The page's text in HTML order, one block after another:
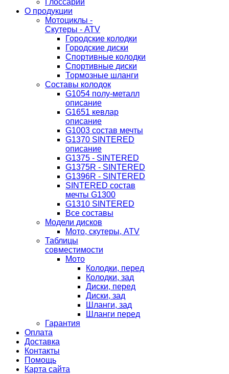
О продукции
Мотоциклы -
Скутеры - ATV
Городские колодки
Городские диски
Спортивные колодки
Спортивные диски
Тормозные шланги
Составы колодок
G1054 полу-металл
описание
G1651 кевлар
описание
G1003 состав мечты
G1370 SINTERED
описание
G1375 - SINTERED
G1375R - SINTERED
G1396R - SINTERED
SINTERED состав
мечты G1300
G1310 SINTERED
Все составы
Модели дисков
Мото, скутеры, ATV
Таблицы
совместимости
Мото
Колодки, перед
Колодки, зад
Диски, перед
Диски, зад
Шланги, зад
Шланги перед
Гарантия
Оплата
Доставка
Контакты
Помощь
Карта сайта